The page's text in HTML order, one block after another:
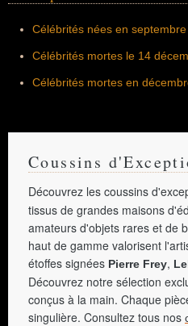
occupant ce poste
Saint-Germain,
Maroc et de
Célébrités nées en
Célébrités mortes le 14
Célébrités mortes en
Coussins
Découvrez les coussins
tissus de grandes maisons
amateurs d'objets rares et de
haut de gamme valorisent
étoffes signées Pierre Frey,
Découvrez notre sélection
conçus à la main. Chaque
singulière. Consultez tous nos